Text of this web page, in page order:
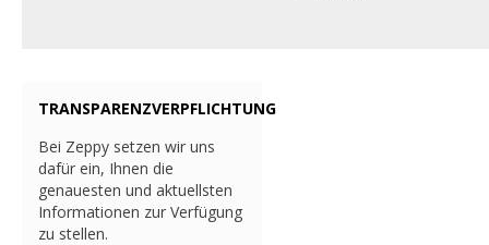
TRANSPARENZVERPFLICHTUNG
Bei Zeppy setzen wir uns
dafür ein, Ihnen die
genauesten und aktuellsten
Informationen zur Verfügung
zu stellen.